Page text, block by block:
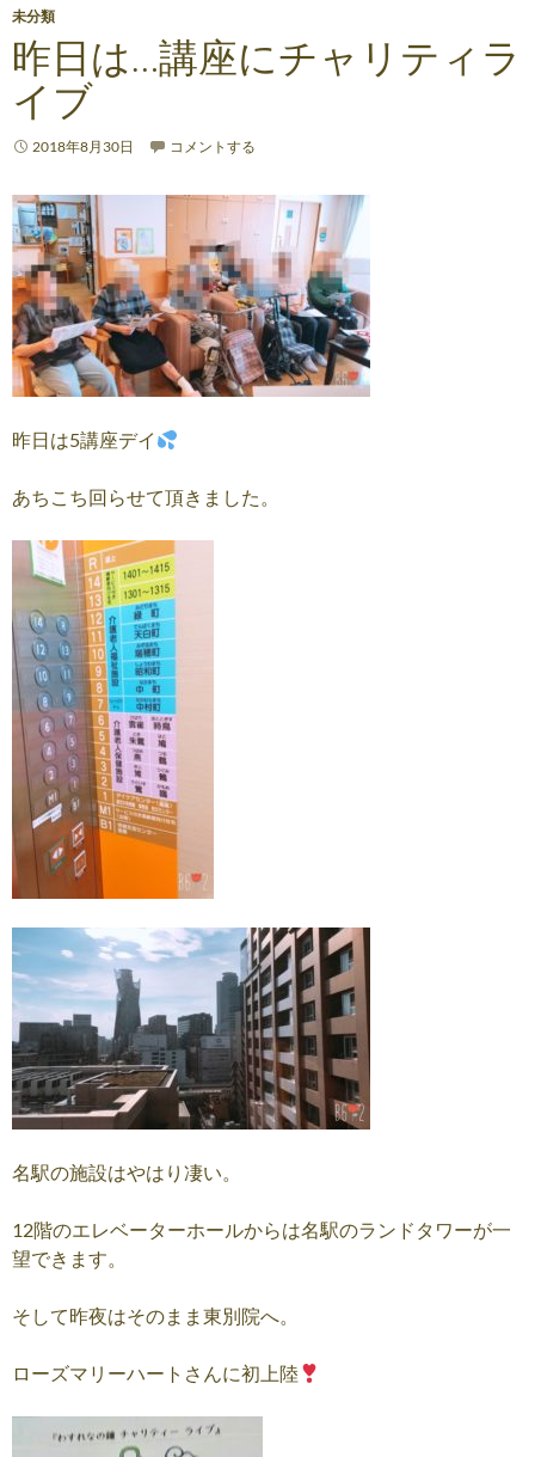
未分類
昨日は…講座にチャリティラ
イブ
2018年8月30日 コメントする
昨日は5講座デイ
あちこち回らせて頂きました。
名駅の施設はやはり凄い。
12階のエレベーターホールからは名駅のランドタワーが一
望できます。
そして昨夜はそのまま東別院へ。
ローズマリーハートさんに初上陸